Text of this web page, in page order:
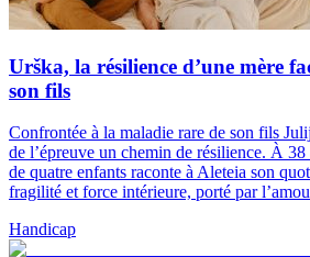
Urška, la résilience d’une mère
son fils
Confrontée à la maladie rare de son fils
de l’épreuve un chemin de résilience. À 38
de quatre enfants raconte à Aleteia son
fragilité et force intérieure, porté par
Handicap